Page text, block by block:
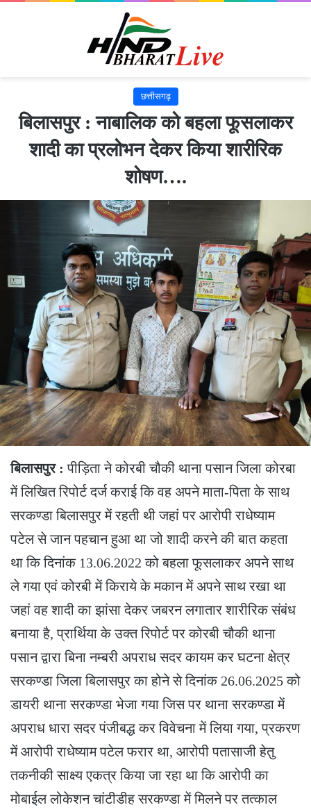
छत्तीसगढ़
बिलासपुर : नाबालिक को बहला फूसलाकर
शादी का प्रलोभन देकर किया शारीरिक
शोषण….
बिलासपुर : पीड़िता ने कोरबी चौकी थाना पसान जिला कोरबा
में लिखित रिपोर्ट दर्ज कराई कि वह अपने माता-पिता के साथ
सरकण्डा बिलासपुर में रहती थी जहां पर आरोपी राधेष्याम
पटेल से जान पहचान हुआ था जो शादी करने की बात कहता
था कि दिनांक 13.06.2022 को बहला फूसलाकर अपने साथ
ले गया एवं कोरबी में किराये के मकान में अपने साथ रखा था
जहां वह शादी का झांसा देकर जबरन लगातार शारीरिक संबंध
बनाया है, प्रार्थिया के उक्त रिपोर्ट पर कोरबी चौकी थाना
पसान द्वारा बिना नम्बरी अपराध सदर कायम कर घटना क्षेत्र
सरकण्डा जिला बिलासपुर का होने से दिनांक 26.06.2025 को
डायरी थाना सरकण्डा भेजा गया जिस पर थाना सरकण्डा में
अपराध धारा सदर पंजीबद्ध कर विवेचना में लिया गया, प्रकरण
में आरोपी राधेष्याम पटेल फरार था, आरोपी पतासाजी हेतु
तकनीकी साक्ष्य एकत्र किया जा रहा था कि आरोपी का
मोबाईल लोकेशन चांटीडीह सरकण्डा में मिलने पर तत्काल